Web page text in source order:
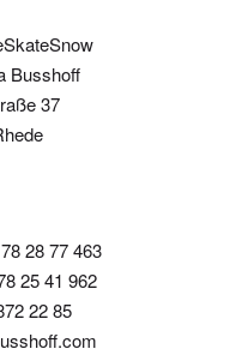
Busshoff
37
28 77 463
25 41 962
22 85